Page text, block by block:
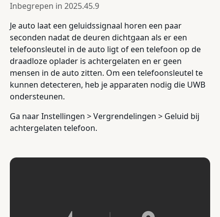
Inbegrepen in 2025.45.9
Je auto laat een geluidssignaal horen een paar
seconden nadat de deuren dichtgaan als er een
telefoonsleutel in de auto ligt of een telefoon op de
draadloze oplader is achtergelaten en er geen
mensen in de auto zitten. Om een telefoonsleutel te
kunnen detecteren, heb je apparaten nodig die UWB
ondersteunen.
Ga naar Instellingen > Vergrendelingen > Geluid bij
achtergelaten telefoon.